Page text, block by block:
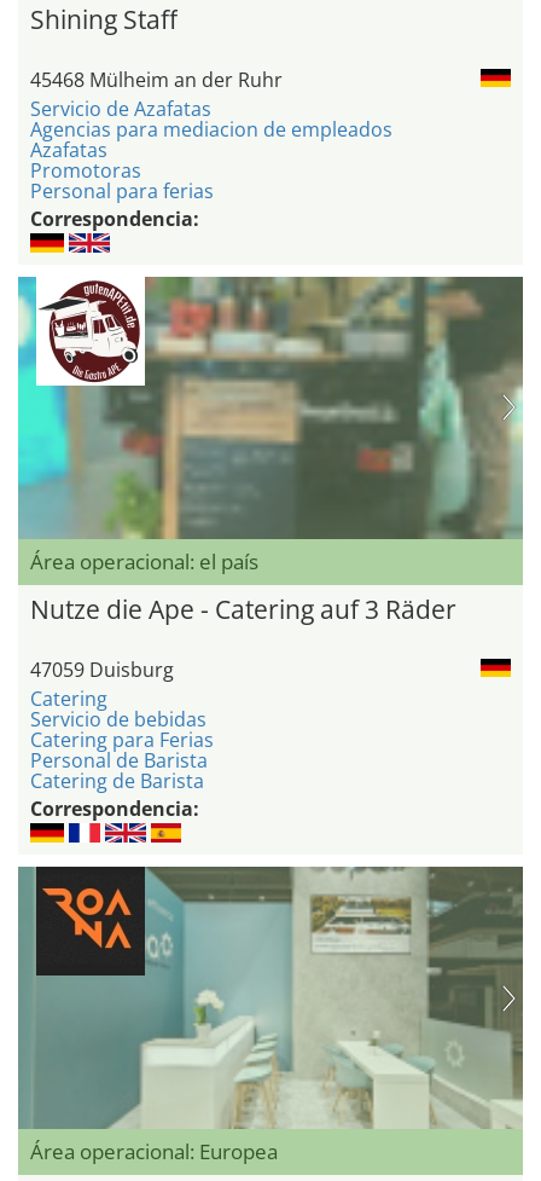
Shining Staff
45468 Mülheim an der Ruhr
Servicio de Azafatas
Agencias para mediacion de empleados
Azafatas
Promotoras
Personal para ferias
Correspondencia:
Área operacional: el país
Nutze die Ape - Catering auf 3 Räder
47059 Duisburg
Catering
Servicio de bebidas
Catering para Ferias
Personal de Barista
Catering de Barista
Correspondencia:
Área operacional: Europea